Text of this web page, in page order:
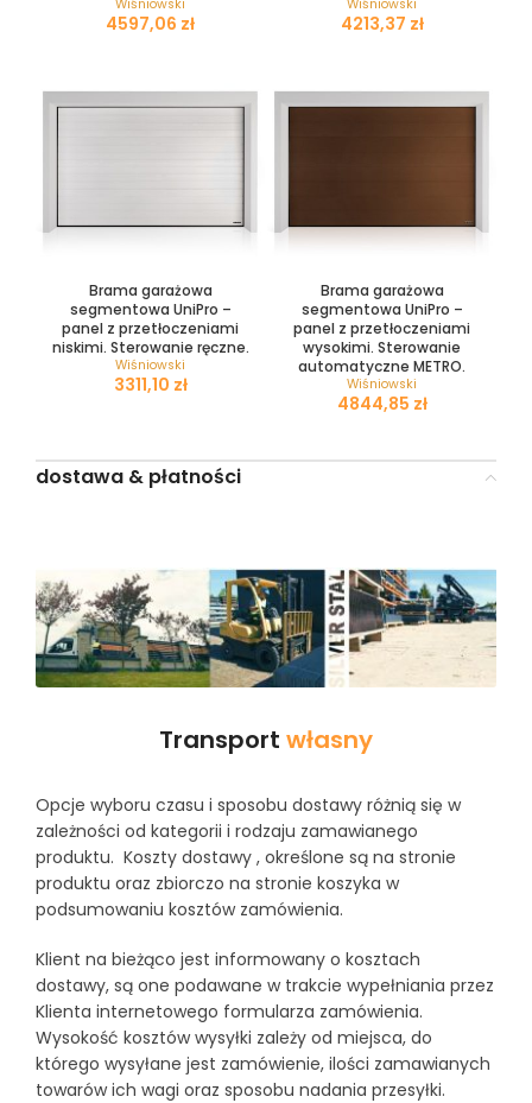
Wiśniowski
zł
Wiśniowski
zł
Brama garażowa
segmentowa UniPro –
panel z przetłoczeniami
niskimi. Sterowanie ręczne.
Wiśniowski
zł
Brama garażowa
segmentowa UniPro –
panel z przetłoczeniami
wysokimi. Sterowanie
automatyczne METRO.
Wiśniowski
zł
dostawa & płatności
Transport własny
Opcje wyboru czasu i sposobu dostawy różnią się w
zależności od kategorii i rodzaju zamawianego
produktu. Koszty dostawy , określone są na stronie
produktu oraz zbiorczo na stronie koszyka w
podsumowaniu kosztów zamówienia.
Klient na bieżąco jest informowany o kosztach
dostawy, są one podawane w trakcie wypełniania przez
Klienta internetowego formularza zamówienia.
Wysokość kosztów wysyłki zależy od miejsca, do
którego wysyłane jest zamówienie, ilości zamawianych
towarów ich wagi oraz sposobu nadania przesyłki.